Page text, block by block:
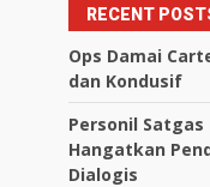
RECENT
Ops Damai
dan Kondusif
Personil Satgas
Hangatkan
Dialogis